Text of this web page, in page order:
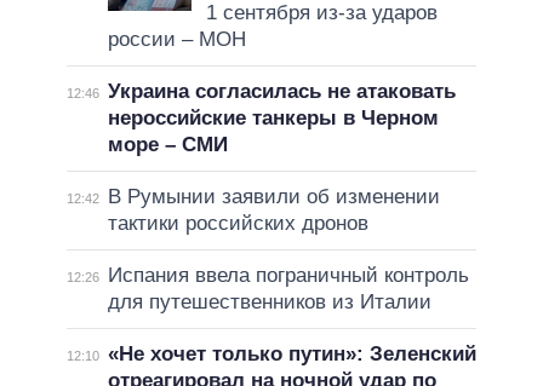
1 сентября из-за ударов
россии – МОН
12:46 Украина согласилась не атаковать
нероссийские танкеры в Черном
море – СМИ
12:42
В Румынии заявили об изменении
тактики российских дронов
12:26
Испания ввела пограничный контроль
для путешественников из Италии
12:10 «Не хочет только путин»: Зеленский
отреагировал на ночной удар по